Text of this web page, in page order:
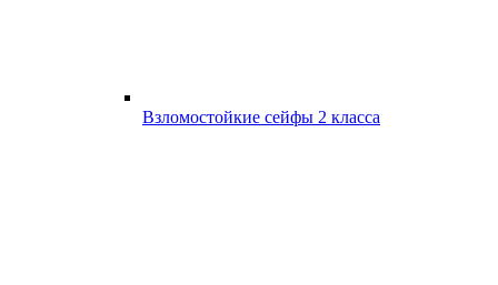
Взломостойкие сейфы 2 класса